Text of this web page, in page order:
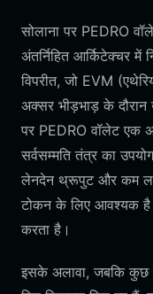
सोलाना पर PEDRO
अंतर्निहित आर्किटेक्चर
विपरीत, जो EVM
अक्सर भीड़भाड़ के
पर PEDRO वॉलेट एक
सर्वसम्मति तंत्र का
लेनदेन थ्रूपुट और कम
टोकन के लिए आवश्यक है
करता है।
इसके अलावा, जबकि कुछ